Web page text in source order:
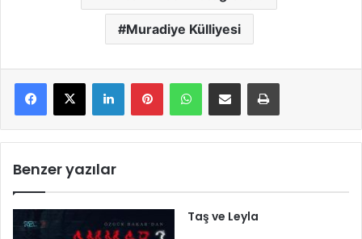
Muradiye Külliyesi
Benzer yazılar
Taş ve Leyla